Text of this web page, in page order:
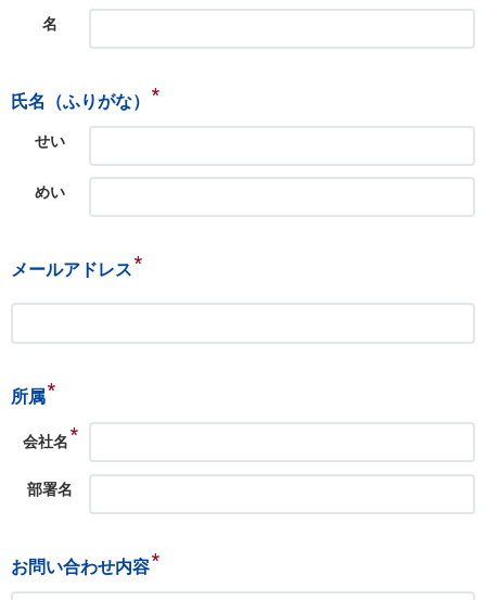
名
氏名（ふりがな） *
せい
めい
メールアドレス*
所属*
会社名*
部署名
お問い合わせ内容*